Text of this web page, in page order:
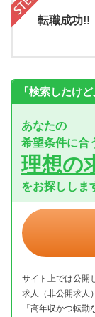
転職成功!!
「検索したけ
あなたの
希望条件に合
理想の
をお探ししま
サイト上では公開
求人（非公開求人
「高年収かつ転